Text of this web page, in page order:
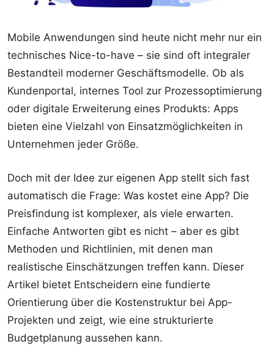
Mobile Anwendungen sind heute nicht mehr nur ein
technisches Nice-to-have – sie sind oft integraler
Bestandteil moderner Geschäftsmodelle. Ob als
Kundenportal, internes Tool zur Prozessoptimierung
oder digitale Erweiterung eines Produkts: Apps
bieten eine Vielzahl von Einsatzmöglichkeiten in
Unternehmen jeder Größe.
Doch mit der Idee zur eigenen App stellt sich fast
automatisch die Frage: Was kostet eine App? Die
Preisfindung ist komplexer, als viele erwarten.
Einfache Antworten gibt es nicht – aber es gibt
Methoden und Richtlinien, mit denen man
realistische Einschätzungen treffen kann. Dieser
Artikel bietet Entscheidern eine fundierte
Orientierung über die Kostenstruktur bei App-
Projekten und zeigt, wie eine strukturierte
Budgetplanung aussehen kann.